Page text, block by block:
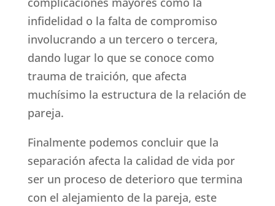
infidelidad o la falta de compromiso
involucrando a un tercero o tercera,
dando lugar lo que se conoce como
trauma de traición, que afecta
muchísimo la estructura de la relación de
pareja.
Finalmente podemos concluir que la
separación afecta la calidad de vida por
ser un proceso de deterioro que termina
con el alejamiento de la pareja, este